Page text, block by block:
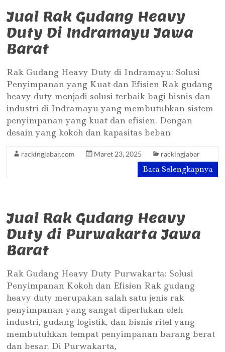
Jual Rak Gudang Heavy
Duty Di Indramayu Jawa
Barat
Rak Gudang Heavy Duty di Indramayu: Solusi
Penyimpanan yang Kuat dan Efisien Rak gudang
heavy duty menjadi solusi terbaik bagi bisnis dan
industri di Indramayu yang membutuhkan sistem
penyimpanan yang kuat dan efisien. Dengan
desain yang kokoh dan kapasitas beban
rackingjabar.com Maret 23, 2025 rackingjabar
Baca Selengkapnya
Jual Rak Gudang Heavy
Duty di Purwakarta Jawa
Barat
Rak Gudang Heavy Duty Purwakarta: Solusi
Penyimpanan Kokoh dan Efisien Rak gudang
heavy duty merupakan salah satu jenis rak
penyimpanan yang sangat diperlukan oleh
industri, gudang logistik, dan bisnis ritel yang
membutuhkan tempat penyimpanan barang berat
dan besar. Di Purwakarta,